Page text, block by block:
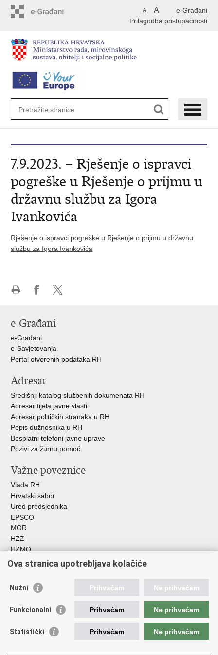
e-Građani
A A
Prilagodba pristupačnosti
7.9.2023. – Rješenje o ispravci
pogreške u Rješenje o prijmu u
državnu službu za Igora
Ivankovića
Rješenje o ispravci pogreške u Rješenje o prijmu u državnu
službu za Igora Ivankovića
Facebooku
X-
e-Građani
e-Građani
e-Savjetovanja
Portal otvorenih podataka RH
Adresar
Središnji katalog službenih dokumenata RH
Adresar tijela javne vlasti
Adresar političkih stranaka u RH
Popis dužnosnika u RH
Besplatni telefoni javne uprave
Pozivi za žurnu pomoć
Važne poveznice
Vlada RH
Hrvatski sabor
Ured predsjednika
EPSCO
MOR
HZZ
HZMO
REGOS
Hrvatski zavod za socijalni rad
Akademija socijalne skrbi - ASOSK
Obiteljski centar
AORT
FEAD
Ova stranica upotrebljava kolačiće
Nužni Prihvaćam Ne prihvaćam
Funkcionalni Prihvaćam Ne prihvaćam
Statistički Prihvaćam Ne prihvaćam